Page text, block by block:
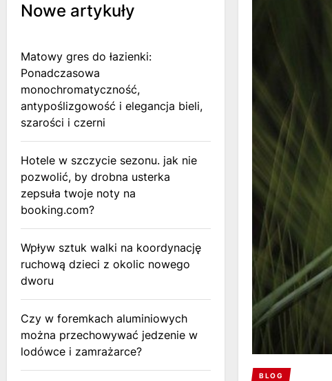
BLOG
Nowe artykuły
Matowy gres do łazienki:
Ponadczasowa
monochromatyczność,
antypoślizgowość i elegancja bieli,
szarości i czerni
Hotele w szczycie sezonu. jak nie
pozwolić, by drobna usterka
zepsuła twoje noty na
booking.com?
Wpływ sztuk walki na koordynację
ruchową dzieci z okolic nowego
dworu
Czy w foremkach aluminiowych
można przechowywać jedzenie w
lodówce i zamrażarce?